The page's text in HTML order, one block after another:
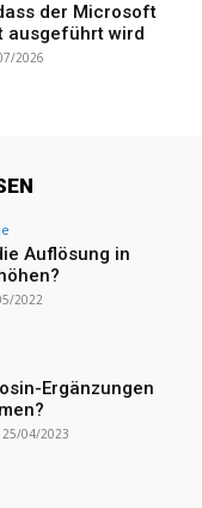
der Microsoft
ausgeführt wird
2026
Auflösung in
2022
Ergänzungen
25/04/2023